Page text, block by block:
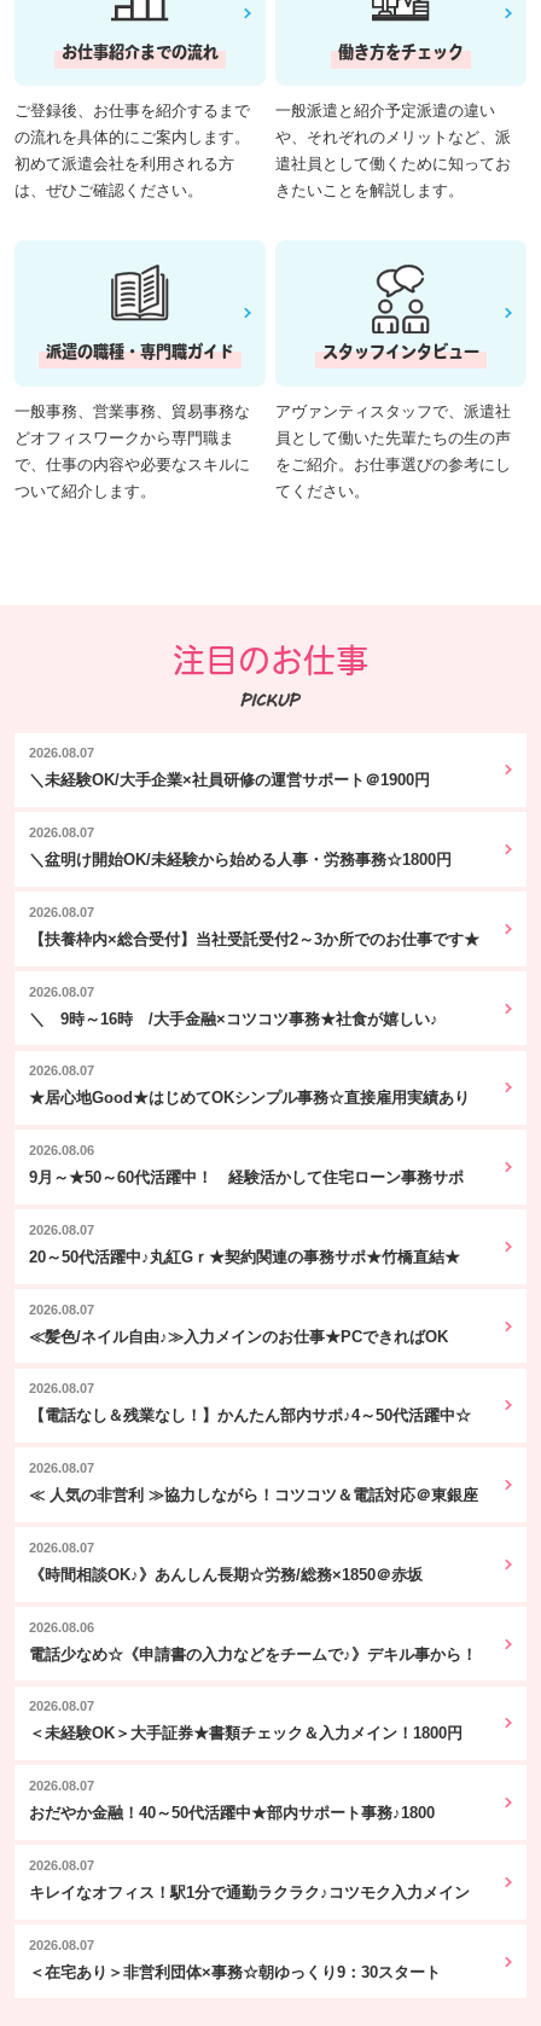
お仕事紹介までの流れ
ご登録後、お仕事を紹介するまで
の流れを具体的にご案内します。
初めて派遣会社を利用される方
は、ぜひご確認ください。
働き方をチェック
一般派遣と紹介予定派遣の違い
や、それぞれのメリットなど、派
遣社員として働くために知ってお
きたいことを解説します。
派遣の職種・専門職ガイド
一般事務、営業事務、貿易事務な
どオフィスワークから専門職ま
で、仕事の内容や必要なスキルに
ついて紹介します。
スタッフインタビュー
アヴァンティスタッフで、派遣社
員として働いた先輩たちの生の声
をご紹介。お仕事選びの参考にし
てください。
注目のお仕事
2026.08.07
＼未経験OK/大手企業×社員研修の運営サポート＠1900円
2026.08.07
＼盆明け開始OK/未経験から始める人事・労務事務☆1800円
2026.08.07
【扶養枠内×総合受付】当社受託受付2～3か所でのお仕事です★
2026.08.07
＼ 9時～16時 /大手金融×コツコツ事務★社食が嬉しい♪
2026.08.07
★居心地Good★はじめてOKシンプル事務☆直接雇用実績あり
2026.08.06
9月～★50～60代活躍中！ 経験活かして住宅ローン事務サポ
2026.08.07
20～50代活躍中♪丸紅Gｒ★契約関連の事務サポ★竹橋直結★
2026.08.07
≪髪色/ネイル自由♪≫入力メインのお仕事★PCできればOK
2026.08.07
【電話なし＆残業なし！】かんたん部内サポ♪4～50代活躍中☆
2026.08.07
≪ 人気の非営利 ≫協力しながら！コツコツ＆電話対応＠東銀座
2026.08.07
《時間相談OK♪》あんしん長期☆労務/総務×1850＠赤坂
2026.08.06
電話少なめ☆《申請書の入力などをチームで♪》デキル事から！
2026.08.07
＜未経験OK＞大手証券★書類チェック＆入力メイン！1800円
2026.08.07
おだやか金融！40～50代活躍中★部内サポート事務♪1800
2026.08.07
キレイなオフィス！駅1分で通勤ラクラク♪コツモク入力メイン
2026.08.07
＜在宅あり＞非営利団体×事務☆朝ゆっくり9：30スタート